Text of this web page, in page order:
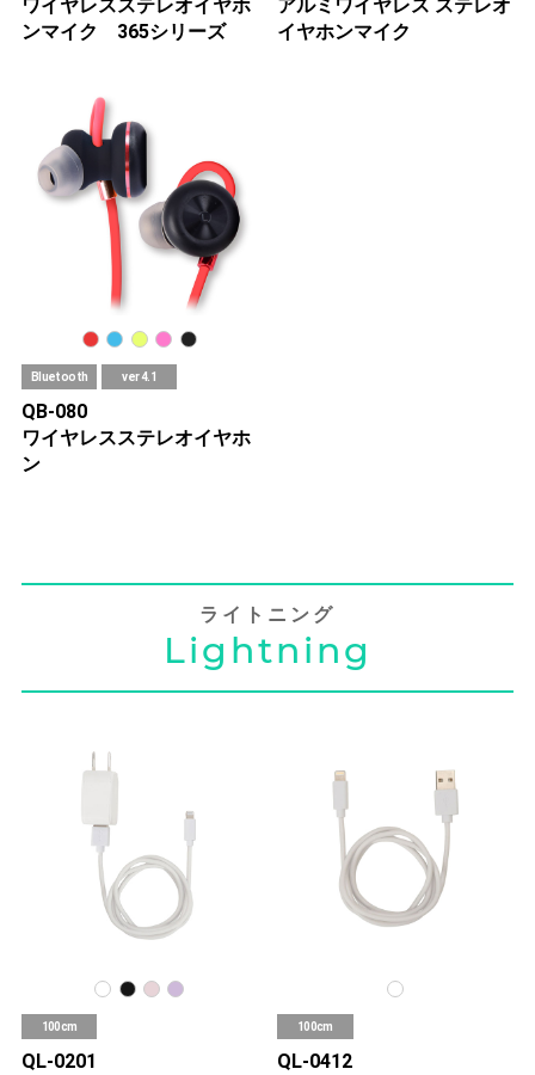
ワイヤレスステレオイヤホ
ンマイク 365シリーズ
アルミワイヤレス ステレオ
イヤホンマイク
Bluetooth ver 4.1
QB-080
ワイヤレスステレオイヤホ
ン
ライトニング
Lightning
100cm
QL-0201
100cm
QL-0412